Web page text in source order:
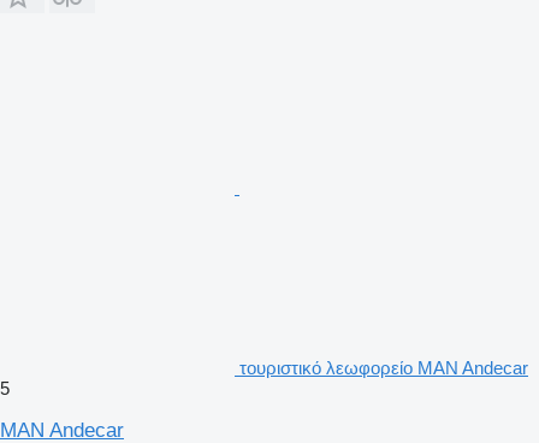
τουριστικό λεωφορείο MAN Andecar
5
MAN Andecar